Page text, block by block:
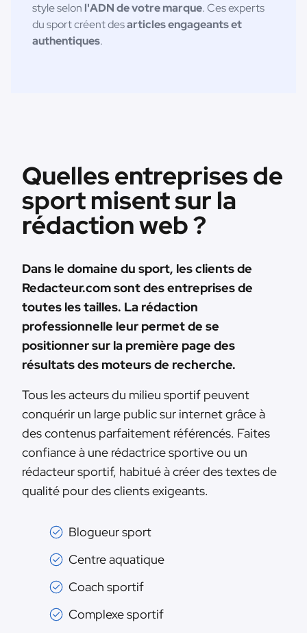
style selon l'ADN de votre marque. Ces experts
du sport créent desarticles engageants et
authentiques.
Quelles entreprises de
sport misent sur la
rédaction web ?
Dans le domaine du sport, les clients de
Redacteur.com sont des entreprises de
toutes les tailles. La rédaction
professionnelle leur permet de se
positionner sur la première page des
résultats des moteurs de recherche.
Tous les acteurs du milieu sportif peuvent
conquérir un large public sur internet grâce à
des contenus parfaitement référencés. Faites
confiance à une rédactrice sportive ou un
rédacteur sportif, habitué à créer des textes de
qualité pour des clients exigeants.
Blogueur sport
Centre aquatique
Coach sportif
Complexe sportif